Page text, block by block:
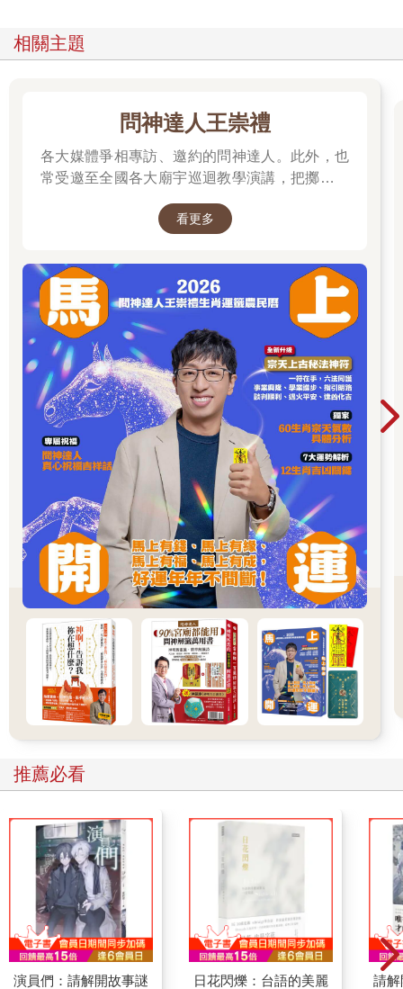
相關主題
問神達人王崇禮
各大媒體爭相專訪、邀約的問神達人。此外，也
常受邀至全國各大廟宇巡迴教學演講，把擲筊、
看更多
推薦必看
演員們：請解開故事謎
日花閃爍：台語的美麗
請解